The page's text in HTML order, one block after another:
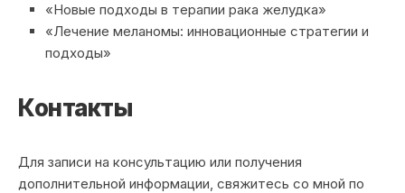
«Новые подходы в терапии рака желудка»
«Лечение меланомы: инновационные стратегии и
подходы»
Контакты
Для записи на консультацию или получения
дополнительной информации, свяжитесь со мной по